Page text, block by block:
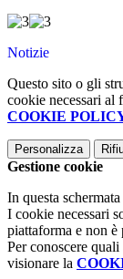
Notizie
Questo sito o gli
cookie necessari al
COOKIE
Personalizza
Gestione cookie
In questa
I cookie necessari
piattaforma e non
Per conoscere
visionare la